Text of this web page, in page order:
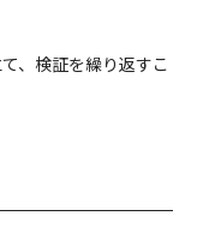
、検証を繰り返すこ